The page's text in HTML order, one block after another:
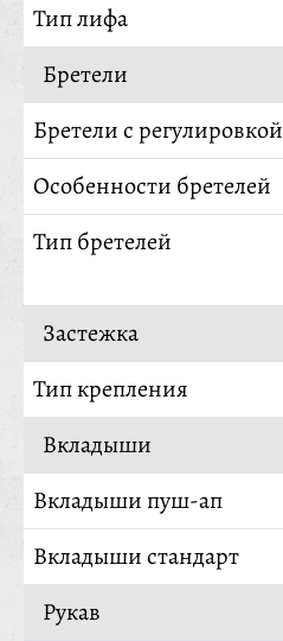
Тип лифа
Бретели
Бретели с регулировкой
Особенности бретелей
Тип бретелей
Застежка
Тип крепления
Вкладыши
Вкладыши пуш-ап
Вкладыши стандарт
Рукав